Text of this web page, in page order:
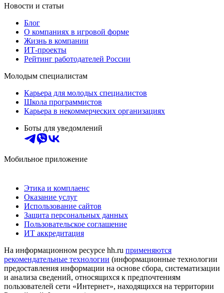
Новости и статьи
Блог
О компаниях в игровой форме
Жизнь в компании
ИТ-проекты
Рейтинг работодателей России
Молодым специалистам
Карьера для молодых специалистов
Школа программистов
Карьера в некоммерческих организациях
Боты для уведомлений
Мобильное приложение
Этика и комплаенс
Оказание услуг
Использование сайтов
Защита персональных данных
Пользовательское соглашение
ИТ аккредитация
На информационном ресурсе hh.ru применяются
рекомендательные технологии (информационные технологии
предоставления информации на основе сбора, систематизации
и анализа сведений, относящихся к предпочтениям
пользователей сети «Интернет», находящихся на территории